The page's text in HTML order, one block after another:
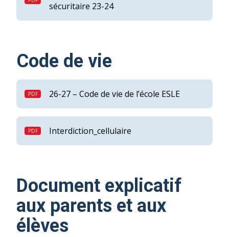
sécuritaire 23-24
Code de vie
26-27 – Code de vie de l’école ESLE
Interdiction_cellulaire
Document explicatif
aux parents et aux
élèves